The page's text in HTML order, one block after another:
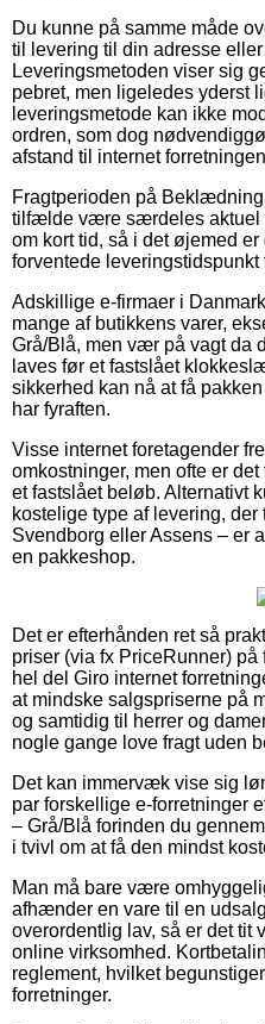
Du kunne på samme måde
til levering til din adresse
Leveringsmetoden viser sig
pebret, men ligeledes yderst
leveringsmetode kan ikke
ordren, som dog
afstand til internet
Fragtperioden på
tilfælde være særdeles aktuel
om kort tid, så i det øjemed
forventede
Adskillige e-firmaer i
mange af butikkens varer,
Grå/Blå, men vær på vagt da
laves før et fastslået
sikkerhed kan nå at få
har fyraften.
Visse internet foretagender
omkostninger, men ofte er
et fastslået beløb. Alternativt
kostelige type af levering,
Svendborg eller Assens – er
en pakkeshop.
Det er efterhånden ret så
priser (via fx PriceRunner) på
hel del Giro internet
at mindske salgspriserne på
og samtidig til herrer og
nogle gange love fragt uden
Det kan immervæk vise sig
par forskellige e-forretninger
– Grå/Blå forinden du
i tvivl om at få den mindst
Man må bare være
afhænder en vare til en
overordentlig lav, så er det tit
online virksomhed.
reglement, hvilket
forretninger.